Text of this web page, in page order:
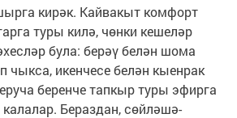
кирәк. Кайвакыт комфорт
туры килә, чөнки кешеләр
була: берәү белән шома
чыкса, икенчесе белән кыенрак
беренче тапкыр туры эфирга
Бераздан, сөйләшә-